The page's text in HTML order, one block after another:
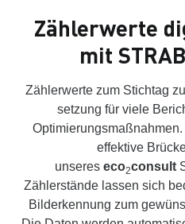
Zählerwerte
mit
Zählerwerte zum Stichtag
setzung für viele
effektive
unseres eco2consult
Zählerstände lassen sich
Bilderkennung zum